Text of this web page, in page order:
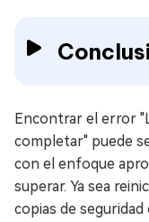
Encontrar el error
completar" puede
con el enfoque
superar. Ya sea
copias de